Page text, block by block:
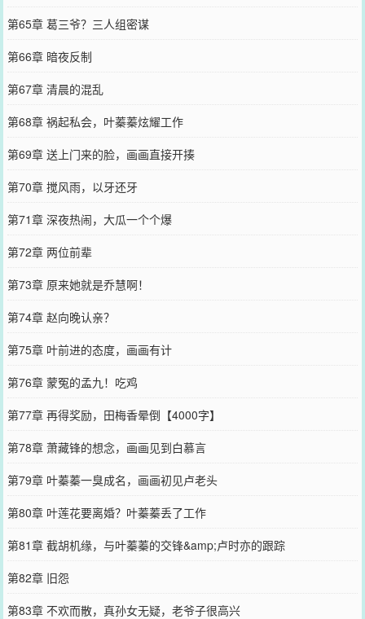
第65章 葛三爷？三人组密谋
第66章 暗夜反制
第67章 清晨的混乱
第68章 祸起私会，叶蓁蓁炫耀工作
第69章 送上门来的脸，画画直接开揍
第70章 搅风雨，以牙还牙
第71章 深夜热闹，大瓜一个个爆
第72章 两位前辈
第73章 原来她就是乔慧啊！
第74章 赵向晚认亲？
第75章 叶前进的态度，画画有计
第76章 蒙冤的孟九！吃鸡
第77章 再得奖励，田梅香晕倒【4000字】
第78章 萧藏锋的想念，画画见到白慕言
第79章 叶蓁蓁一臭成名，画画初见卢老头
第80章 叶莲花要离婚？叶蓁蓁丢了工作
第81章 截胡机缘，与叶蓁蓁的交锋&amp;卢时亦的跟踪
第82章 旧怨
第83章 不欢而散，真孙女无疑，老爷子很高兴